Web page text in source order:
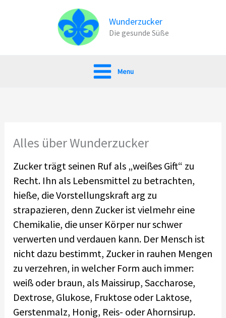
Wunderzucker
Die gesunde Süße
Menu
Alles über Wunderzucker
Zucker trägt seinen Ruf als „weißes Gift“ zu
Recht. Ihn als Lebensmittel zu betrachten,
hieße, die Vorstellungskraft arg zu
strapazieren, denn Zucker ist vielmehr eine
Chemikalie, die unser Körper nur schwer
verwerten und verdauen kann. Der Mensch ist
nicht dazu bestimmt, Zucker in rauhen Mengen
zu verzehren, in welcher Form auch immer:
weiß oder braun, als Maissirup, Saccharose,
Dextrose, Glukose, Fruktose oder Laktose,
Gerstenmalz, Honig, Reis- oder Ahornsirup.